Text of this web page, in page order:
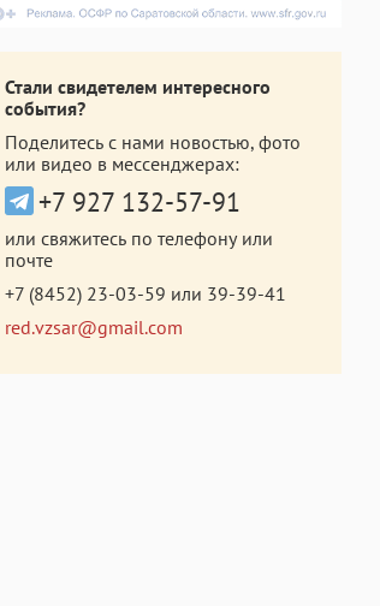
Стали свидетелем интересного
события?
Поделитесь с нами новостью, фото
или видео в мессенджерах:
+7 927 132-57-91
или свяжитесь по телефону или
почте
+7 (8452) 23-03-59 или 39-39-41
red.vzsar@gmail.com